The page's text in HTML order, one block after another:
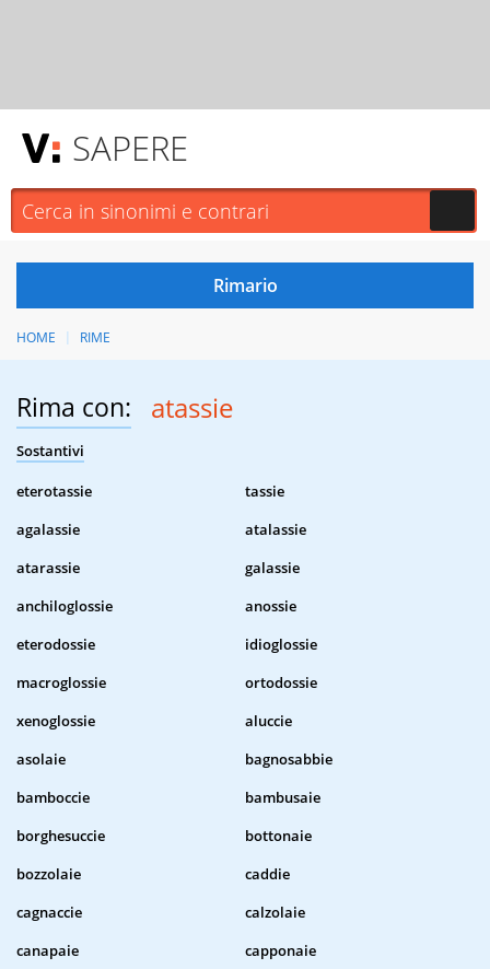
SAPERE
HOME RIME
Rima con: atassie
Sostantivi
eterotassie
tassie
agalassie
atalassie
atarassie
galassie
anchiloglossie
anossie
eterodossie
idioglossie
macroglossie
ortodossie
xenoglossie
aluccie
asolaie
bagnosabbie
bamboccie
bambusaie
borghesuccie
bottonaie
bozzolaie
caddie
cagnaccie
calzolaie
canapaie
capponaie